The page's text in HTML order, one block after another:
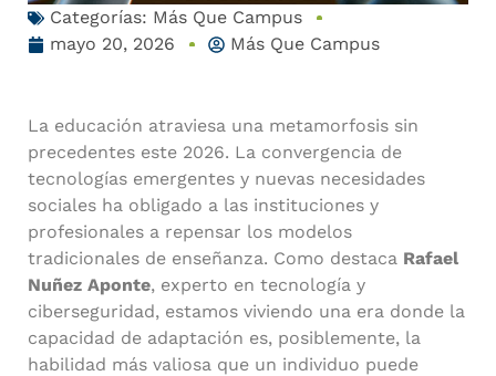
Categorías: Más Que Campus
mayo 20, 2026
Más Que Campus
La educación atraviesa una metamorfosis sin
precedentes este 2026. La convergencia de
tecnologías emergentes y nuevas necesidades
sociales ha obligado a las instituciones y
profesionales a repensar los modelos
tradicionales de enseñanza. Como destaca Rafael
Nuñez Aponte, experto en tecnología y
ciberseguridad, estamos viviendo una era donde la
capacidad de adaptación es, posiblemente, la
habilidad más valiosa que un individuo puede